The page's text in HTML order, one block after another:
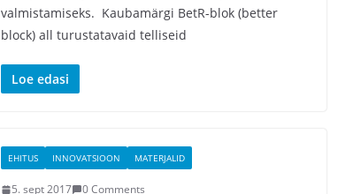
valmistamiseks. Kaubamärgi BetR-blok (better
block) all turustatavaid telliseid
Loe edasi
EHITUS INNOVATSIOON MATERJALID
5. sept 2017 0 Comments